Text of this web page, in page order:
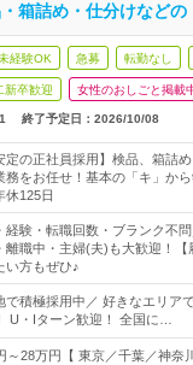
箱詰め・仕分けなどの
経験OK 急募 転勤なし
新卒歓迎 女性のおしごと掲載
終了予定日： 2026/10/08
定の正社員採用】検品、箱詰
務をお任せ！基本の「キ」か
125日
経験・転職回数・ブランク不
離職中・主婦(夫)も大歓迎！【
い方もぜひ♪
で積極採用中／ 好きなエリア
U・Iターン歓迎！ 全国に…
～28万円【 東京／千葉／神奈